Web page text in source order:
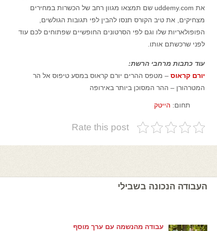
את uddemy.com שם תמצאו מגוון רחב של הכשרות במחירים
מצחיקים, את טיב הקורס תנסו להבין לפי תגובות הגולשים,
הפופולאריות שלו וגם לפי הסרטונים החופשיים שפתוחים לכם עוד
לפני שרכשתם אותו.
עוד כתבות מרחבי הרשת:
יורם קראוס – מטפס ההרים יורם קראוס במסע טיפוס אל הר
המטרהורן – ההר המסוכן ביותר באירופה
תחום: הייטק
Rate this post
העבודה הנכונה בשבילי
עבודה מהנשמה עם ערך מוסף